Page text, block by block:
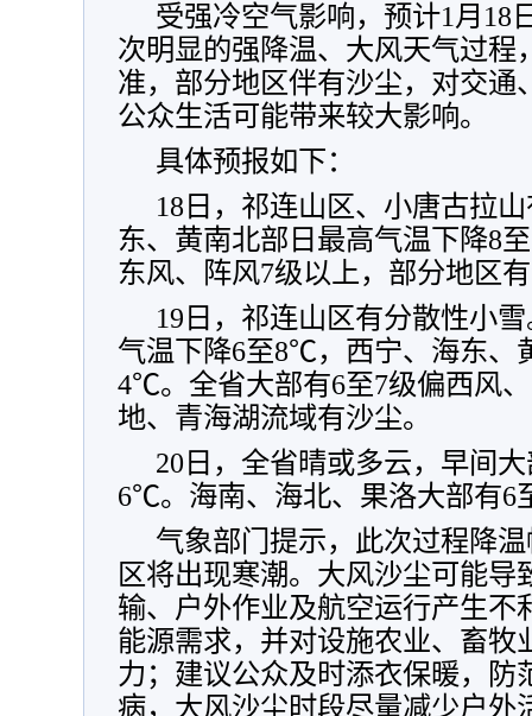
受强冷空气影响，预计1月18
次明显的强降温、大风天气过程
准，部分地区伴有沙尘，对交通
公众生活可能带来较大影响。
具体预报如下：
18日，祁连山区、小唐古拉
东、黄南北部日最高气温下降8
东风、阵风7级以上，部分地区
19日，祁连山区有分散性小
气温下降6至8℃，西宁、海东、
4℃。全省大部有6至7级偏西风
地、青海湖流域有沙尘。
20日，全省晴或多云，早间
6℃。海南、海北、果洛大部有6
气象部门提示，此次过程降
区将出现寒潮。大风沙尘可能导
输、户外作业及航空运行产生不
能源需求，并对设施农业、畜牧
力；建议公众及时添衣保暖，防
病，大风沙尘时段尽量减少户外